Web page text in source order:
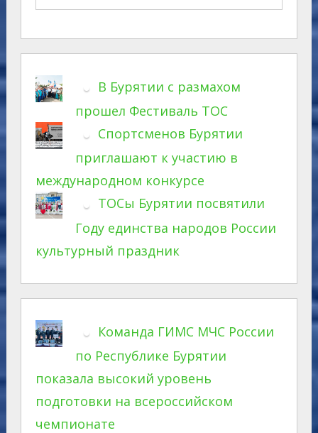
В Бурятии с размахом
прошел Фестиваль ТОС
Спортсменов Бурятии
приглашают к участию в
международном конкурсе
ТОСы Бурятии посвятили
Году единства народов России
культурный праздник
Команда ГИМС МЧС России
по Республике Бурятии
показала высокий уровень
подготовки на всероссийском
чемпионате